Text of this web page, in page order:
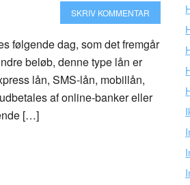
SKRIV KOMMENTAR
følgende dag, som det fremgår
beløb, denne type lån er
lån, SMS-lån, mobillån,
af online-banker eller
[…]